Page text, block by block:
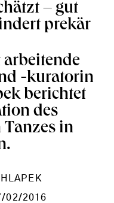
– gut
prekär
-kuratorin
berichtet
des
Tanzes in
02/2016